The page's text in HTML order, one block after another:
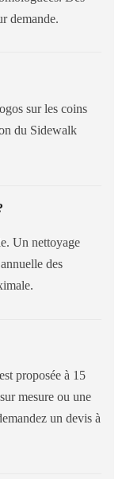
demande.
sur les coins
du Sidewalk
Un nettoyage
des
proposée à 15
mesure ou une
un devis à